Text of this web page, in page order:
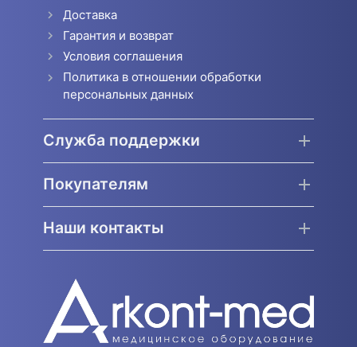
Доставка
Гарантия и возврат
Условия соглашения
Политика в отношении обработки
персональных данных
Служба поддержки
Покупателям
Наши контакты